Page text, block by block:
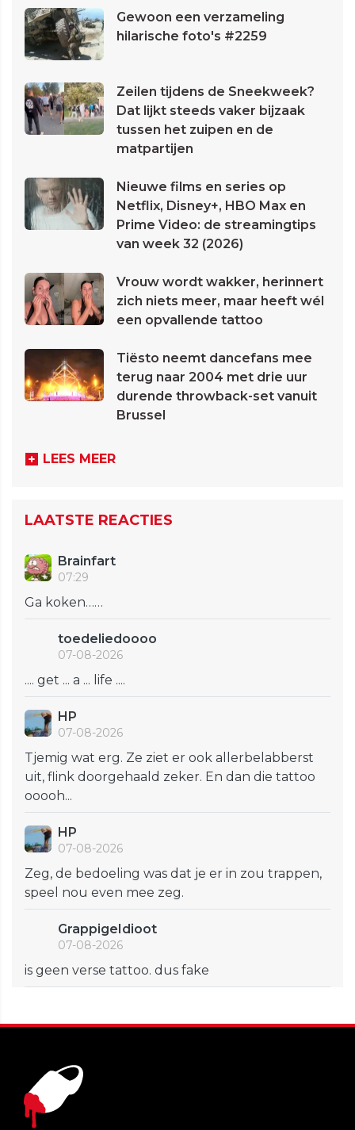
Gewoon een verzameling
hilarische foto's #2259
Zeilen tijdens de Sneekweek?
Dat lijkt steeds vaker bijzaak
tussen het zuipen en de
matpartijen
Nieuwe films en series op
Netflix, Disney+, HBO Max en
Prime Video: de streamingtips
van week 32 (2026)
Vrouw wordt wakker, herinnert
zich niets meer, maar heeft wél
een opvallende tattoo
Tiësto neemt dancefans mee
terug naar 2004 met drie uur
durende throwback-set vanuit
Brussel
LEES MEER
LAATSTE REACTIES
Brainfart
07:29
Ga koken……
toedeliedoooo
07-08-2026
.... get ... a ... life ....
HP
07-08-2026
Tjemig wat erg. Ze ziet er ook allerbelabberst
uit, flink doorgehaald zeker. En dan die tattoo
ooooh...
HP
07-08-2026
Zeg, de bedoeling was dat je er in zou trappen,
speel nou even mee zeg.
GrappigeIdioot
07-08-2026
is geen verse tattoo. dus fake